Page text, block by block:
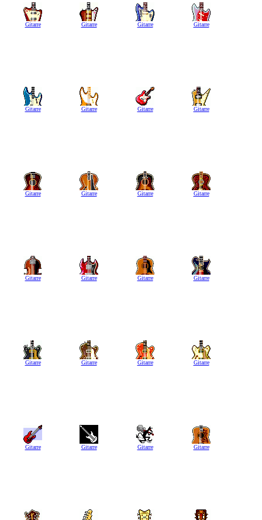
Gitarre Gitarre Gitarre Gitarre
Gitarre Gitarre Gitarre Gitarre
Gitarre Gitarre Gitarre Gitarre
Gitarre Gitarre Gitarre Gitarre
Gitarre Gitarre Gitarre Gitarre
Gitarre Gitarre Gitarre Gitarre